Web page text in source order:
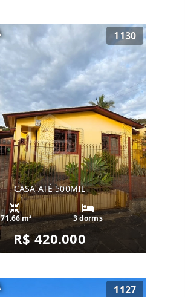
1130
CASA ATÉ 500MIL
m² 3 dorms
R$ 420.000
1127